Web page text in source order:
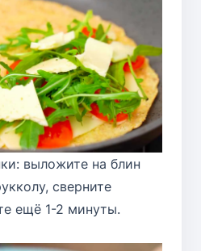
выложите на блин
сверните
ещё 1-2 минуты.